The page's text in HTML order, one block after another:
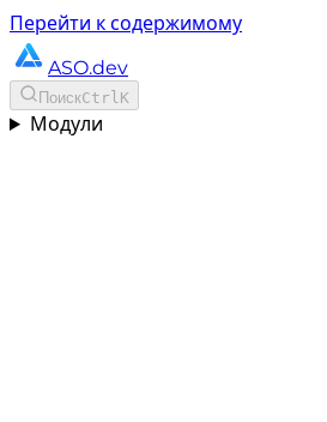
Перейти к содержимому
ASO.dev
ПоискCtrlK
Модули